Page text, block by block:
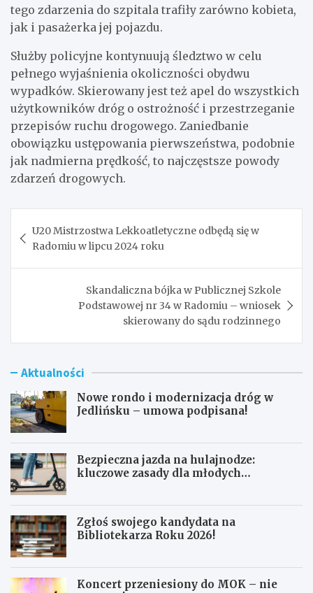
tego zdarzenia do szpitala trafiły zarówno kobieta,
jak i pasażerka jej pojazdu.
Służby policyjne kontynuują śledztwo w celu
pełnego wyjaśnienia okoliczności obydwu
wypadków. Skierowany jest też apel do wszystkich
użytkowników dróg o ostrożność i przestrzeganie
przepisów ruchu drogowego. Zaniedbanie
obowiązku ustępowania pierwszeństwa, podobnie
jak nadmierna prędkość, to najczęstsze powody
zdarzeń drogowych.
wpisu
U20 Mistrzostwa Lekkoatletyczne odbędą się w
Radomiu w lipcu 2024 roku
Skandaliczna bójka w Publicznej Szkole
Podstawowej nr 34 w Radomiu – wniosek
skierowany do sądu rodzinnego
Aktualności
Nowe rondo i modernizacja dróg w
Jedlińsku – umowa podpisana!
Bezpieczna jazda na hulajnodze:
kluczowe zasady dla młodych
Zgłoś swojego kandydata na
Bibliotekarza Roku 2026!
Koncert przeniesiony do MOK – nie